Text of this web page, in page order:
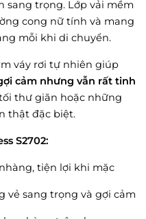
trọng. Lớp vải mềm
cong nữ tính và mang
mỗi khi di chuyển.
váy rơi tự nhiên giúp
cảm nhưng vẫn rất tinh
thư giãn hoặc những
thật đặc biệt.
S2702:
tiện lợi khi mặc
vẻ sang trọng và gợi cảm